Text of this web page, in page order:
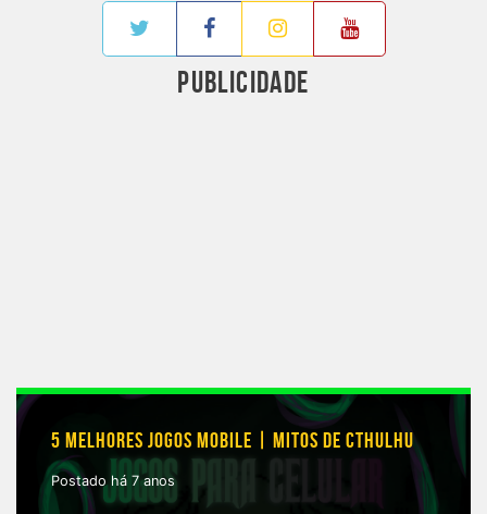
PUBLICIDADE
5 MELHORES JOGOS MOBILE | MITOS DE CTHULHU
Postado há 7 anos